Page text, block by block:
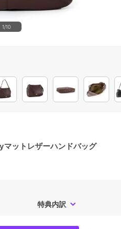
1/10
マットレザーハンドバッグ
特典内訳